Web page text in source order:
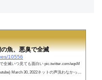
魚、悪臭で全滅
10556
全滅いつ見ても面白い pic.twitter.com/eqsM
March 30, 2022ネットの声洗わなかった